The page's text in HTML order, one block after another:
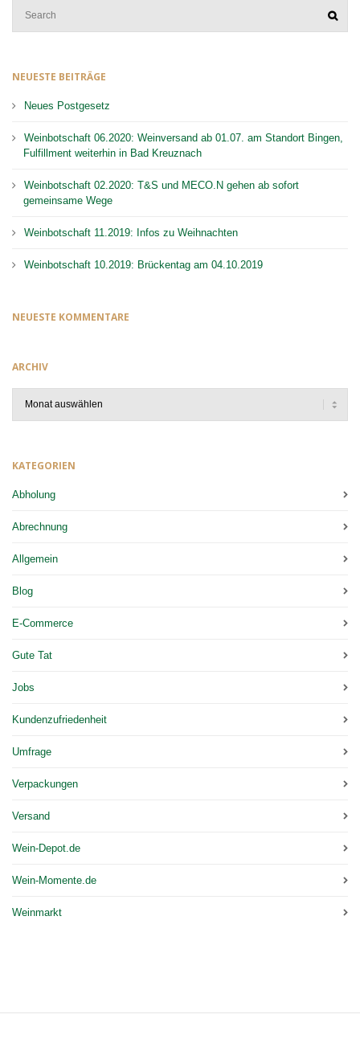
NEUESTE BEITRÄGE
Neues Postgesetz
Weinbotschaft 06.2020: Weinversand ab 01.07. am Standort Bingen,
Fulfillment weiterhin in Bad Kreuznach
Weinbotschaft 02.2020: T&S und MECO.N gehen ab sofort
gemeinsame Wege
Weinbotschaft 11.2019: Infos zu Weihnachten
Weinbotschaft 10.2019: Brückentag am 04.10.2019
NEUESTE KOMMENTARE
ARCHIV
KATEGORIEN
Abholung
Abrechnung
Allgemein
Blog
E-Commerce
Gute Tat
Jobs
Kundenzufriedenheit
Umfrage
Verpackungen
Versand
Wein-Depot.de
Wein-Momente.de
Weinmarkt